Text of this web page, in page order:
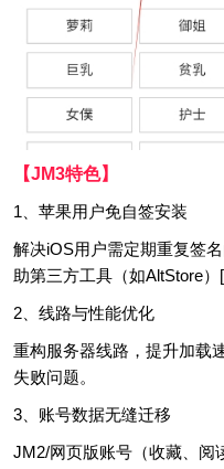
【JM3特色】
1、苹果用户免自签安装
解决iOS用户需定期重复签
助第三方工具（如AltStore）[
2、线路与性能优化
重构服务器线路，提升加载
失败问题。
3、账号数据无缝迁移
JM2/网页版账号（收藏、阅